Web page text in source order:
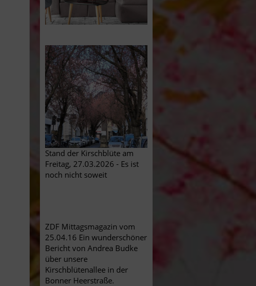
Stand der Kirschblüte am
Freitag, 27.03.2026 - Es ist
noch nicht soweit
ZDF Mittagsmagazin vom
25.04.16 Ein wunderschöner
Bericht von Andrea Budke
über unsere
Kirschblütenallee in der
Bonner Heerstraße.